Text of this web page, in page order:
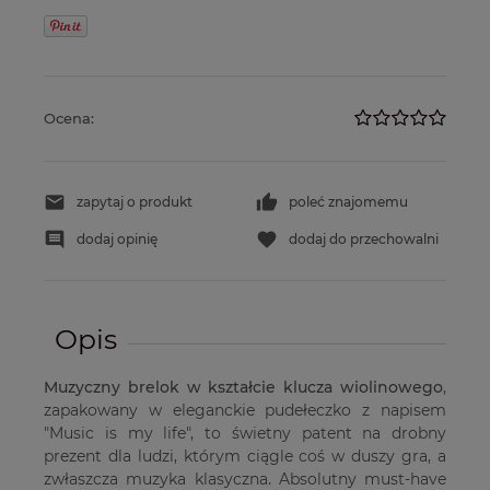
Ocena:
zapytaj o produkt poleć znajomemu
dodaj opinię dodaj do przechowalni
Opis
Muzyczny brelok w kształcie klucza wiolinowego,
zapakowany w eleganckie pudełeczko z napisem
"Music is my life", to świetny patent na drobny
prezent dla ludzi, którym ciągle coś w duszy gra, a
zwłaszcza muzyka klasyczna. Absolutny must-have